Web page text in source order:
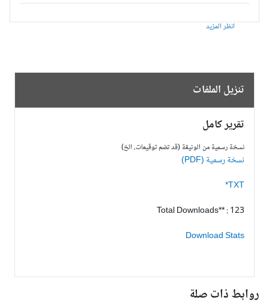
انظر المزيد
تنزيل الملفات
تقرير كامل
نسخة رسمية من الوثيقة (قد تضم توقيعات، الخ)
نسخة رسمية (PDF)
TXT*
Total Downloads** : 123
Download Stats
روابط ذات صلة